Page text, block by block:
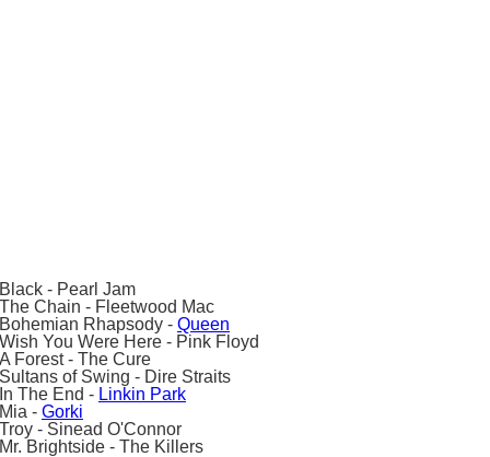
Black - Pearl Jam
The Chain - Fleetwood Mac
Bohemian Rhapsody - Queen
Wish You Were Here - Pink Floyd
A Forest - The Cure
Sultans of Swing - Dire Straits
In The End - Linkin Park
Mia - Gorki
Troy - Sinead O'Connor
Mr. Brightside - The Killers